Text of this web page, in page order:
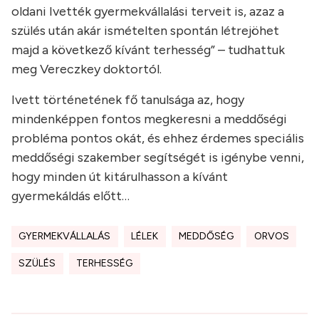
oldani Ivették gyermekvállalási terveit is, azaz a
szülés után akár ismételten spontán létrejöhet
majd a következő kívánt terhesség” – tudhattuk
meg Vereczkey doktortól.
Ivett történetének fő tanulsága az, hogy
mindenképpen fontos megkeresni a meddőségi
probléma pontos okát, és ehhez érdemes speciális
meddőségi szakember segítségét is igénybe venni,
hogy minden út kitárulhasson a kívánt
gyermekáldás előtt…
GYERMEKVÁLLALÁS LÉLEK MEDDŐSÉG ORVOS
SZÜLÉS TERHESSÉG